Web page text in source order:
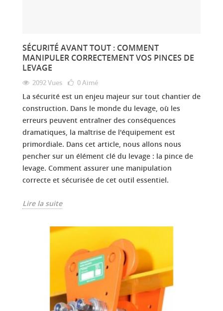
SÉCURITÉ AVANT TOUT : COMMENT
MANIPULER CORRECTEMENT VOS PINCES DE
LEVAGE
2092 Vues 0Aimé
La sécurité est un enjeu majeur sur tout chantier de
construction. Dans le monde du levage, où les
erreurs peuvent entraîner des conséquences
dramatiques, la maîtrise de l'équipement est
primordiale. Dans cet article, nous allons nous
pencher sur un élément clé du levage : la pince de
levage. Comment assurer une manipulation
correcte et sécurisée de cet outil essentiel.
Lire la suite